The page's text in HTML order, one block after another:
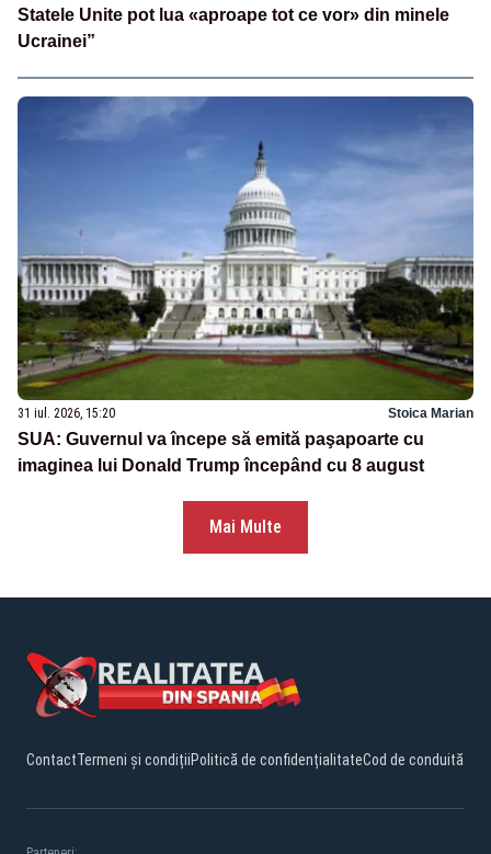
Statele Unite pot lua «aproape tot ce vor» din minele
Ucrainei”
31 iul. 2026, 15:20 Stoica Marian
SUA: Guvernul va începe să emită paşapoarte cu
imaginea lui Donald Trump începând cu 8 august
Mai Multe
ContactTermeni și condițiiPolitică de confidențialitateCod de conduită